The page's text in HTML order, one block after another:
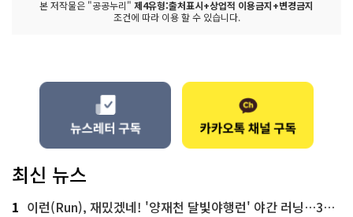
본 저작물은 "공공누리" 제4유형:출처표시+상업적 이용금지+변경금지
조건에 따라 이용 할 수 있습니다.
최신 뉴스
1 이런(Run), 재밌겠네! '양재천 달빛야행런' 야간 러닝…300명 모집